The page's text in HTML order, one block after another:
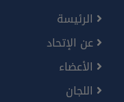
الرئيسة
عن الإتحاد
الأعضاء
اللجان